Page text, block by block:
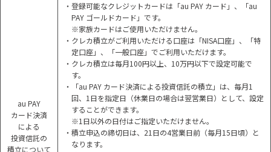
au PAY
カード決済
による
投資信託の
積立について
・登録可能なクレジットカードは「au PAY カード」、「au
PAY ゴールドカード」です。
※家族カードはご使用いただけません。
・クレカ積立がご利用いただける口座は「NISA口座」、「特
定口座」、「一般口座」でご利用いただけます。
・クレカ積立は毎月100円以上、10万円以下で設定可能で
す。
・「au PAY カード決済による投資信託の積立」は、毎月1
回、1日を指定日（休業日の場合は翌営業日）として、設定
することができます。
※1日以外の日付はご指定いただけません。
・積立申込の締切日は、21日の4営業日前（毎月15日頃）と
なります。